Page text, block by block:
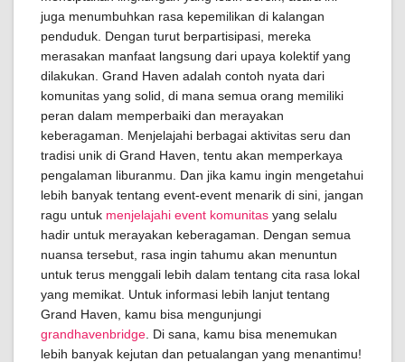
juga menumbuhkan rasa kepemilikan di kalangan
penduduk. Dengan turut berpartisipasi, mereka
merasakan manfaat langsung dari upaya kolektif yang
dilakukan. Grand Haven adalah contoh nyata dari
komunitas yang solid, di mana semua orang memiliki
peran dalam memperbaiki dan merayakan
keberagaman. Menjelajahi berbagai aktivitas seru dan
tradisi unik di Grand Haven, tentu akan memperkaya
pengalaman liburanmu. Dan jika kamu ingin mengetahui
lebih banyak tentang event-event menarik di sini, jangan
ragu untuk menjelajahi event komunitas yang selalu
hadir untuk merayakan keberagaman. Dengan semua
nuansa tersebut, rasa ingin tahumu akan menuntun
untuk terus menggali lebih dalam tentang cita rasa lokal
yang memikat. Untuk informasi lebih lanjut tentang
Grand Haven, kamu bisa mengunjungi
grandhavenbridge . Di sana, kamu bisa menemukan
lebih banyak kejutan dan petualangan yang menantimu!